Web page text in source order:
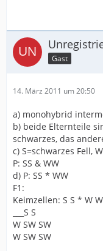
Gast
14. März 2011 um 20:50
a) monohybrid
b) beide Elternteile
schwarzes, das
c) S=schwarzes Fell,
P: SS & WW
d) P: SS * WW
F1:
Keimzellen: S S * W W
___S S
W SW SW
W SW SW